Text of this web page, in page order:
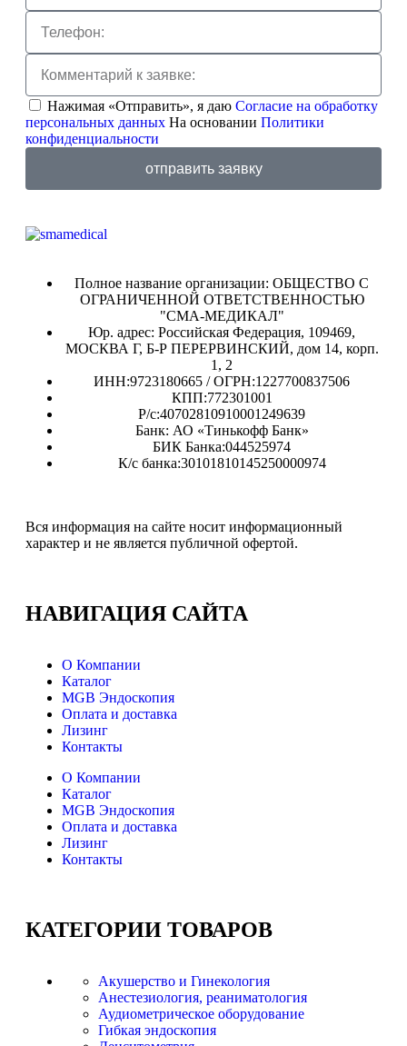
Нажимая «Отправить», я даю Согласие на обработку
персональных данных На основании Политики
конфиденциальности
отправить заявку
Полное название организации: ОБЩЕСТВО С
ОГРАНИЧЕННОЙ ОТВЕТСТВЕННОСТЬЮ
"СМА-МЕДИКАЛ"
Юр. адрес: Российская Федерация, 109469,
МОСКВА Г, Б-Р ПЕРЕРВИНСКИЙ, дом 14, корп.
1, 2
ИНН:9723180665 / ОГРН:1227700837506
КПП:772301001
Р/с:40702810910001249639
Банк: АО «Тинькофф Банк»
БИК Банка:044525974
К/с банка:30101810145250000974
Вся информация на сайте носит информационный
характер и не является публичной офертой.
НАВИГАЦИЯ САЙТА
О Компании
Каталог
MGB Эндоскопия
Оплата и доставка
Лизинг
Контакты
О Компании
Каталог
MGB Эндоскопия
Оплата и доставка
Лизинг
Контакты
КАТЕГОРИИ ТОВАРОВ
Акушерство и Гинекология
Анестезиология, реаниматология
Аудиометрическое оборудование
Гибкая эндоскопия